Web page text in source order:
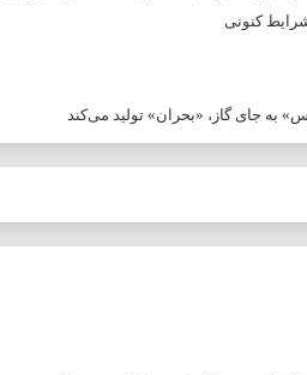
کنونی
به جای گاز، «بحران» تولید می‌کند